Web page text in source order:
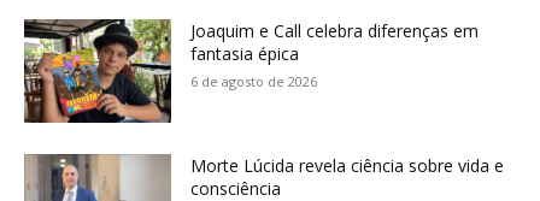
Joaquim e Call celebra diferenças em
fantasia épica
6 de agosto de 2026
Morte Lúcida revela ciência sobre vida e
consciência